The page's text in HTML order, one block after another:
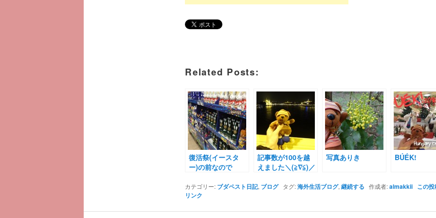
Related Posts:
復活祭(イースタ
ー)の前なので
記事数が100を越
えました＼(≧∇≦)／
写真ありき BÚÉK!
カテゴリー: ブダペスト日記, ブログタグ:海外生活ブログ, 継続する 作成者:almakkii この
リンク